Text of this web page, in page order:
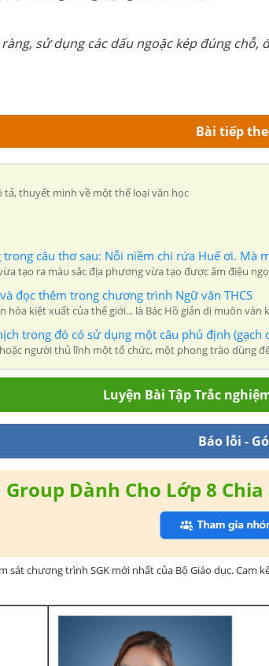
sử dụng các dấu ngoặc kép đúng chỗ,
Bài tiếp
tả, thuyết minh về một thể loại văn học
câu thơ sau: Nỗi niềm chi rứa Huế ơi. Mà
tạo ra màu sắc địa phương vừa tạo được âm điệu
đọc thêm trong chương trình Ngữ văn THCS
kiệt xuất của thế giới... là Bác Hồ giản dị muôn vàn
trong đó có sử dụng một câu phủ định (gạch
người thủ lĩnh một tổ chức, một phong trào dùng
Luyện Bài Tập Trắc
Báo lỗi -
Group Dành Cho Lớp 8
sát chương trình SGK mới nhất của Bộ Giáo dục.